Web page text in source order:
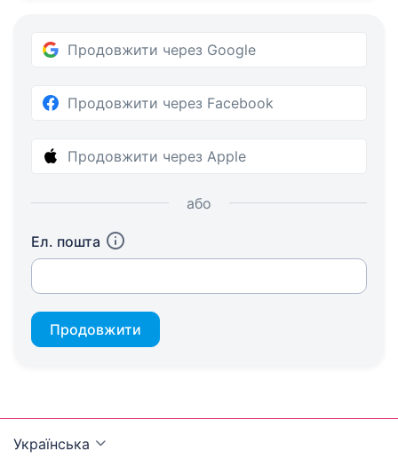
Продовжити через Google
Продовжити через Facebook
Продовжити через Apple
або
Ел. пошта
Продовжити
Українська